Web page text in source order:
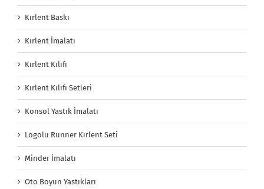
Kırlent Baskı
Kırlent İmalatı
Kırlent Kılıfı
Kırlent Kılıfı Setleri
Konsol Yastık İmalatı
Logolu Runner Kırlent Seti
Minder İmalatı
Oto Boyun Yastıkları